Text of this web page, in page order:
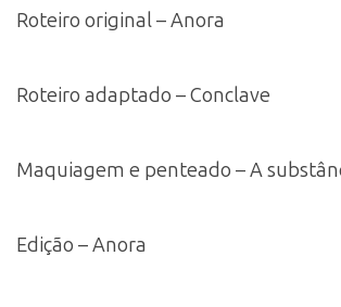
Roteiro original – Anora
Roteiro adaptado – Conclave
Maquiagem e penteado – A
Edição – Anora